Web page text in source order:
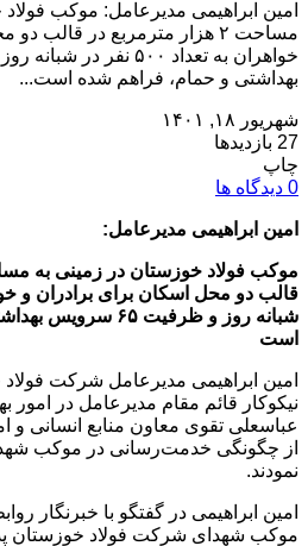
امین ابراهیمی مدیرعامل: موکب
مساحت ۲ هزار مترمربع در قالب
بهداشتی و حمام، فراهم شده است...
شهریور ۱۸, ۱۴۰۱
27 بازدیدها
چاپ
0 دیدگاه ها
امین ابراهیمی مدیرعامل:
شبانه روز و ظرفیت
است
امین ابراهیمی مدیرعامل شرکت
نیکوکار قائم مقام مدیرعامل در امور
عباسعلی تقوی معاون منابع انسانی و
از چگونگی خدمت‌رسانی در موکب
نمودند.
امین ابراهیمی در گفتگو با خبرنگار
موکب شهدای شرکت فولاد خوزستان